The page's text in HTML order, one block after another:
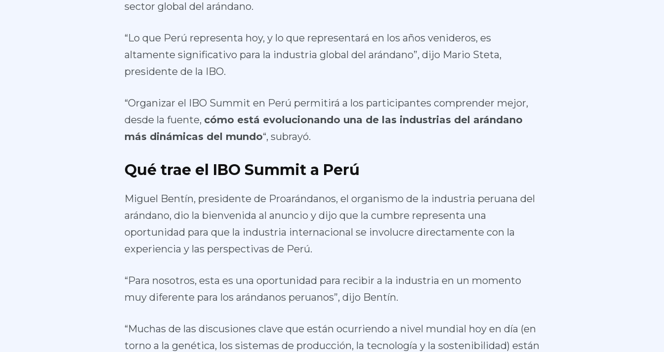
sector global del arándano.
“Lo que Perú representa hoy, y lo que representará en los años venideros, es
altamente significativo para la industria global del arándano”, dijo Mario Steta,
presidente de la IBO.
“Organizar el IBO Summit en Perú permitirá a los participantes comprender mejor,
desde la fuente, cómo está evolucionando una de las industrias del arándano
más dinámicas del mundo“, subrayó.
Qué trae el IBO Summit a Perú
Miguel Bentín, presidente de Proarándanos, el organismo de la industria peruana del
arándano, dio la bienvenida al anuncio y dijo que la cumbre representa una
oportunidad para que la industria internacional se involucre directamente con la
experiencia y las perspectivas de Perú.
“Para nosotros, esta es una oportunidad para recibir a la industria en un momento
muy diferente para los arándanos peruanos”, dijo Bentín.
“Muchas de las discusiones clave que están ocurriendo a nivel mundial hoy en día (en
torno a la genética, los sistemas de producción, la tecnología y la sostenibilidad) están